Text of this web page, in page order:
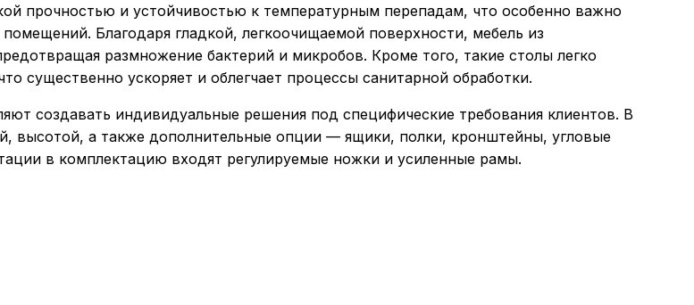
и устойчивостью к температурным перепадам, что особенно важно
Благодаря гладкой, легкоочищаемой поверхности, мебель из
размножение бактерий и микробов. Кроме того, такие столы легко
ускоряет и облегчает процессы санитарной обработки.
создавать индивидуальные решения под специфические требования клиентов. В
высотой, а также дополнительные опции — ящики, полки, кронштейны, угловые
в комплектацию входят регулируемые ножки и усиленные рамы.